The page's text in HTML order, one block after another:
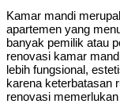
Kamar mandi
apartemen yang
banyak pemilik atau
renovasi kamar
lebih fungsional,
karena keterbatasan
renovasi